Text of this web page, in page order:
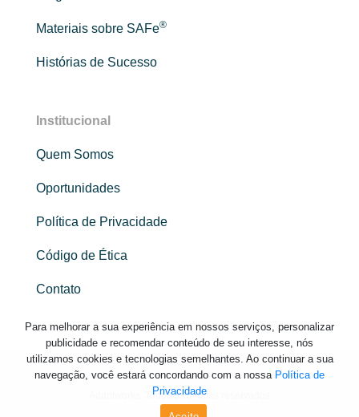
Materiais sobre SAFe®
Histórias de Sucesso
Institucional
Quem Somos
Oportunidades
Política de Privacidade
Código de Ética
Contato
Adaptworks. Todos os direitos reservados
Para melhorar a sua experiência em nossos serviços, personalizar
publicidade e recomendar conteúdo de seu interesse, nós
utilizamos cookies e tecnologias semelhantes. Ao continuar a sua
navegação, você estará concordando com a nossa Política de
Privacidade